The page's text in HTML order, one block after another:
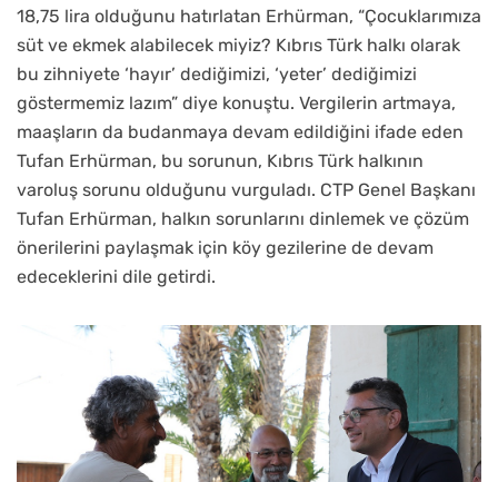
18,75 lira olduğunu hatırlatan Erhürman, “Çocuklarımıza
süt ve ekmek alabilecek miyiz? Kıbrıs Türk halkı olarak
bu zihniyete ‘hayır’ dediğimizi, ‘yeter’ dediğimizi
göstermemiz lazım” diye konuştu. Vergilerin artmaya,
maaşların da budanmaya devam edildiğini ifade eden
Tufan Erhürman, bu sorunun, Kıbrıs Türk halkının
varoluş sorunu olduğunu vurguladı. CTP Genel Başkanı
Tufan Erhürman, halkın sorunlarını dinlemek ve çözüm
önerilerini paylaşmak için köy gezilerine de devam
edeceklerini dile getirdi.